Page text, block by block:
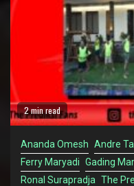
2 min read
Ananda Omesh Andre
Ferry Maryadi Gading
Ronal Surapradja The